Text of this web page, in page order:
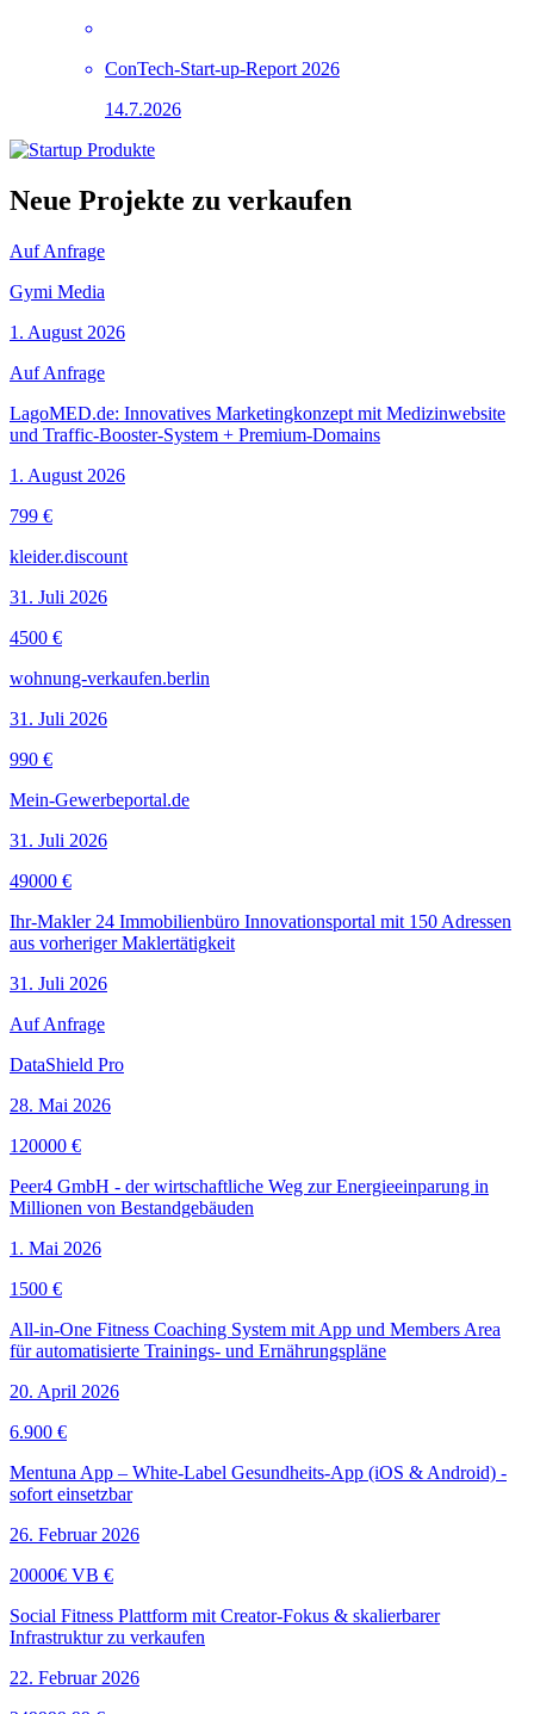
ConTech-Start-up-Report 2026
14.7.2026
Neue Projekte zu verkaufen
Auf Anfrage
Gymi Media
1. August 2026
Auf Anfrage
LagoMED.de: Innovatives Marketingkonzept mit Medizinwebsite
und Traffic-Booster-System + Premium-Domains
1. August 2026
799 €
kleider.discount
31. Juli 2026
4500 €
wohnung-verkaufen.berlin
31. Juli 2026
990 €
Mein-Gewerbeportal.de
31. Juli 2026
49000 €
Ihr-Makler 24 Immobilienbüro Innovationsportal mit 150 Adressen
aus vorheriger Maklertätigkeit
31. Juli 2026
Auf Anfrage
DataShield Pro
28. Mai 2026
120000 €
Peer4 GmbH - der wirtschaftliche Weg zur Energieeinparung in
Millionen von Bestandgebäuden
1. Mai 2026
1500 €
All-in-One Fitness Coaching System mit App und Members Area
für automatisierte Trainings- und Ernährungspläne
20. April 2026
6.900 €
Mentuna App – White-Label Gesundheits-App (iOS & Android) -
sofort einsetzbar
26. Februar 2026
20000€ VB €
Social Fitness Plattform mit Creator-Fokus & skalierbarer
Infrastruktur zu verkaufen
22. Februar 2026